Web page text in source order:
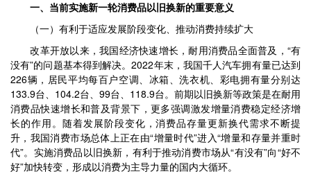
一、当前实施新一轮消费品以旧换新的重要意义
（一）有利于适应发展阶段变化、推动消费持续扩大
改革开放以来，我国经济快速增长，耐用消费品全面普及，“有
没有”的问题基本得到解决。2022年末，我国千人汽车拥有量已达到
226辆，居民平均每百户空调、冰箱、洗衣机、彩电拥有量分别达
133.9台、104.2台、99台、118.9台。前期以旧换新等政策是在耐用
消费品快速增长和普及背景下，更多强调激发增量消费稳定经济增
长的作用。随着发展阶段变化，消费品存量更新换代需求不断提
升，我国消费市场总体上正在由“增量时代”进入“增量和存量并重时
代”。实施消费品以旧换新，有利于推动消费市场从“有没有”向“好不
好”加快转变，形成以消费为主导力量的国内大循环。